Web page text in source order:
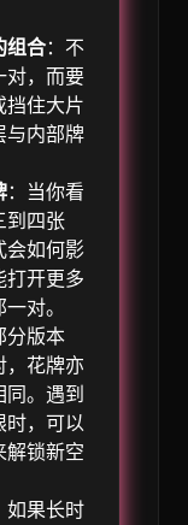
组合：不
对，而要
挡住大片
与内部牌
：当你看
到四张
会如何影
打开更多
对。
分版本
，花牌亦
同。遇到
时，可以
解锁新空
如果长时